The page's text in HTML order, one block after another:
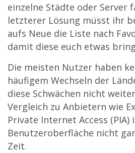
einzelne Städte oder Server
letzterer Lösung müsst ihr
aufs Neue die Liste nach
damit diese euch etwas
Die meisten Nutzer haben
häufigem Wechseln der
diese Schwächen nicht
Vergleich zu Anbietern wie
Private Internet Access (PIA)
Benutzeroberfläche nicht
Zeit.